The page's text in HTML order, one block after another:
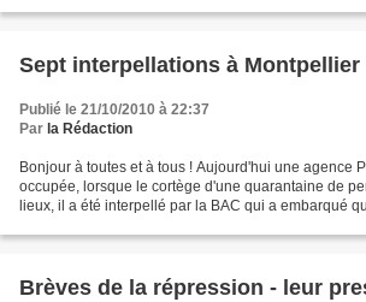
Sept interpellations à Montpellier
Publié le 21/10/2010 à 22:37
Par la Rédaction
Bonjour à toutes et à tous ! Aujourd'hui une agence
occupée, lorsque le cortège d'une quarantaine de
lieux, il a été interpellé par la BAC qui a embarqué
Brèves de la répression - leur